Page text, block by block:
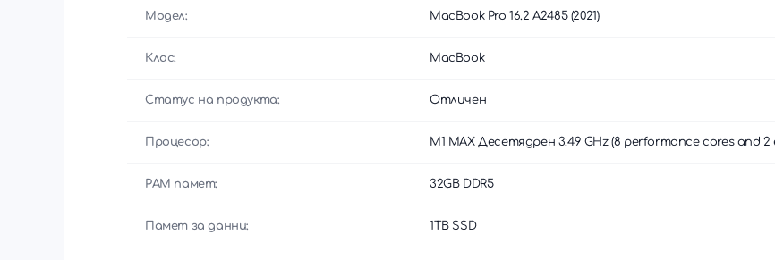
Модел: MacBook Pro 16.2 A2485 (2021)
Клас: MacBook
Статус на продукта: Отличен
Процесор: М1 MAX Десетядрен 3.49 GHz (8 performance cores and 2
РАМ памет: 32GB DDR5
Памет за данни: 1TB SSD